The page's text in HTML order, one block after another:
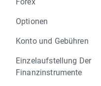
Optionen
Konto und Gebühren
Einzelaufstellung Der
Finanzinstrumente